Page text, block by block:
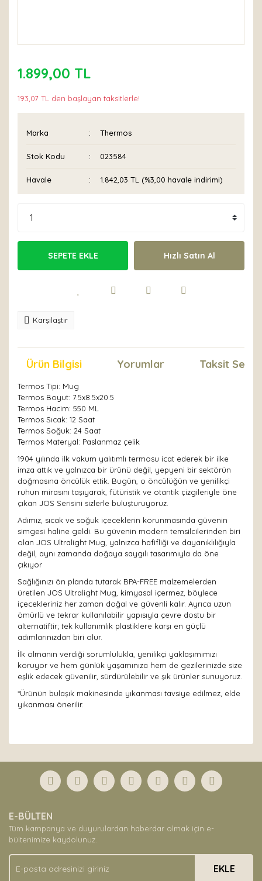
1.899,00 TL
193,07 TL den başlayan taksitlerle!
Marka Thermos
Stok Kodu 023584
Havale 1.842,03 TL (%3,00 havale indirimi)
SEPETE EKLE Hızlı Satın Al
Karşılaştır
Ürün Bilgisi Yorumlar Taksit
Termos Tipi: Mug
Termos Boyut: 7.5x8.5x20.5
Termos Hacim: 550 ML
Termos Sıcak: 12 Saat
Termos Soğuk: 24 Saat
Termos Materyal: Paslanmaz çelik
1904 yılında ilk vakum yalıtımlı termosu icat ederek bir ilke
imza attık ve yalnızca bir ürünü değil, yepyeni bir sektörün
doğmasına öncülük ettik. Bugün, o öncülüğün ve yenilikçi
ruhun mirasını taşıyarak, fütüristik ve otantik çizgileriyle öne
çıkan JOS Serisini sizlerle buluşturuyoruz.
Adımız, sıcak ve soğuk içeceklerin korunmasında güvenin
simgesi haline geldi. Bu güvenin modern temsilcilerinden biri
olan JOS Ultralight Mug, yalnızca hafifliği ve dayanıklılığıyla
değil, aynı zamanda doğaya saygılı tasarımıyla da öne
çıkıyor
Sağlığınızı ön planda tutarak BPA-FREE malzemelerden
üretilen JOS Ultralight Mug, kimyasal içermez, böylece
içecekleriniz her zaman doğal ve güvenli kalır. Ayrıca uzun
ömürlü ve tekrar kullanılabilir yapısıyla çevre dostu bir
alternatiftir; tek kullanımlık plastiklere karşı en güçlü
adımlarınızdan biri olur.
İlk olmanın verdiği sorumlulukla, yenilikçi yaklaşımımızı
koruyor ve hem günlük yaşamınıza hem de gezilerinizde size
eşlik edecek güvenilir, sürdürülebilir ve şık ürünler sunuyoruz.
*Ürünün bulaşık makinesinde yıkanması tavsiye edilmez, elde
yıkanması önerilir.
Yorum Yaz
formunu kullanarak tarafımıza iletebilirsiniz.
Görüş ve önerileriniz için teşekkür ederiz.
Ürün açıklamasında eksik bilgiler bulunuyor.
Ürün bilgilerinde hatalar bulunuyor.
Ürün fiyatı diğer sitelerden daha pahalı.
Bu ürüne benzer farklı alternatifler olmalı.
E-BÜLTEN
Tüm kampanya ve duyurulardan haberdar olmak için e-
bültenimize kaydolunuz.
EKLE